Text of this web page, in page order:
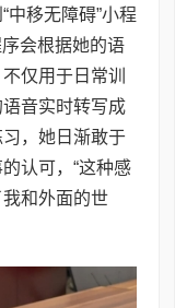
中移无障碍”小程
会根据她的语
仅用于日常训
音实时转写成
，她日渐敢于
认可，“这种感
和外面的世